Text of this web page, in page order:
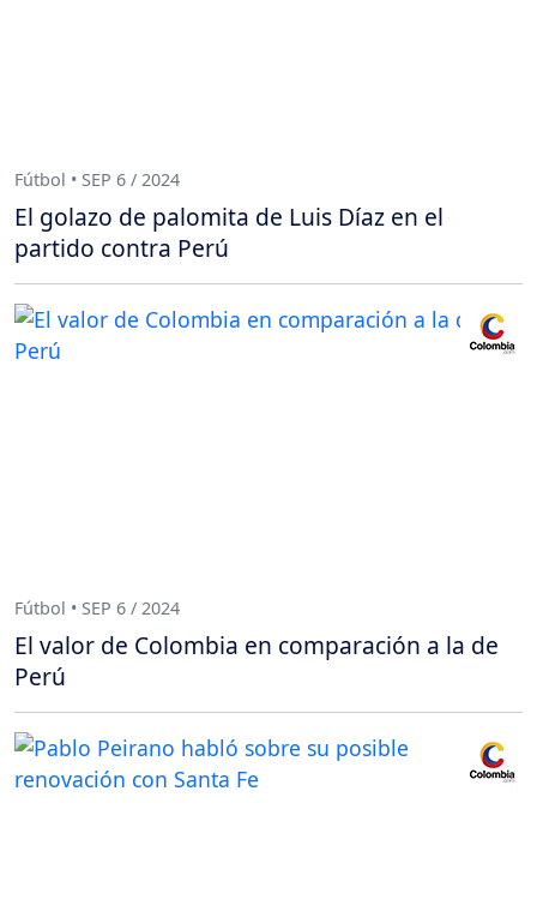
Fútbol • SEP 6 / 2024
El golazo de palomita de Luis Díaz en el
partido contra Perú
Fútbol • SEP 6 / 2024
El valor de Colombia en comparación a la de
Perú